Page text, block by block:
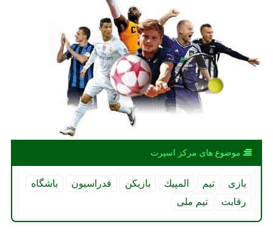
موضوع های مركز اسپرت
بازی تیم المپیك بازیكن فدراسیون
باشگاه
رقابت
تیم ملی